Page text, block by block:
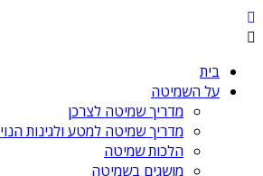
בית
על השמיטה
מדריך שמיטה לצרכן
מדריך שמיטה למטע ולגינות הנוי
הלכות שמיטה
מושגים בשמיטה